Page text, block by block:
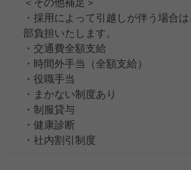
・採用によって引越しが伴う場合
部負担いたします。
・交通費全額支給
・時間外手当（全額支給）
・役職手当
・まかない制度あり
・制服貸与
・健康診断
・社内割引制度